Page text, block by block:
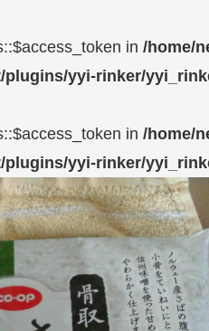
in /home/
yyi-rinker/
in /home/
yyi-rinker/